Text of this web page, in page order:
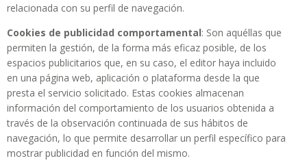
relacionada con su perfil de navegación.
Cookies de publicidad comportamental: Son aquéllas que
permiten la gestión, de la forma más eficaz posible, de los
espacios publicitarios que, en su caso, el editor haya incluido
en una página web, aplicación o plataforma desde la que
presta el servicio solicitado. Estas cookies almacenan
información del comportamiento de los usuarios obtenida a
través de la observación continuada de sus hábitos de
navegación, lo que permite desarrollar un perfil específico para
mostrar publicidad en función del mismo.